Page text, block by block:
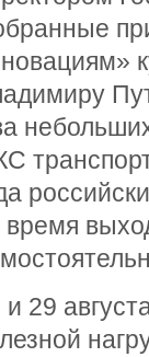
время
и 29